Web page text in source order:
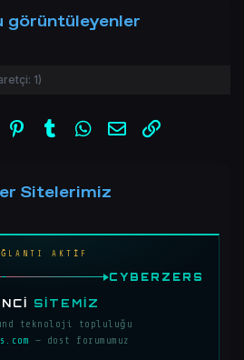
görüntüleyenler
1)
Reddit PinterestTumblr WhatsApp
E-posta
Sitelerimiz
AKTİF
CYBERZERS
SITEMIZ
teknoloji topluluğu
— dost forumumuz